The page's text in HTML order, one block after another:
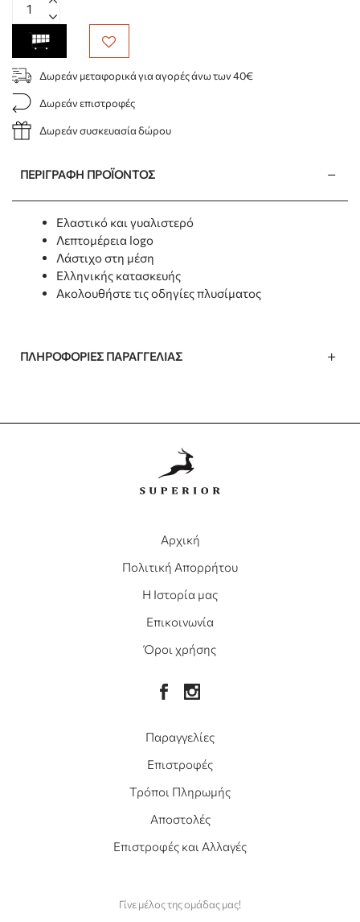
Δωρεάν μεταφορικά για αγορές άνω των 40€
Δωρεάν επιστροφές
Δωρεάν συσκευασία δώρου
ΠΕΡΙΓΡΑΦΉ ΠΡΟΪΌΝΤΟΣ
Ελαστικό και γυαλιστερό
Λεπτομέρεια logo
Λάστιχο στη μέση
Ελληνικής κατασκευής
Ακολουθήστε τις οδηγίες πλυσίματος
ΠΛΗΡΟΦΟΡΊΕΣ ΠΑΡΑΓΓΕΛΊΑΣ
Αρχική
Πολιτική Απορρήτου
Η Ιστορία μας
Επικοινωνία
Όροι χρήσης
Παραγγελίες
Επιστροφές
Τρόποι Πληρωμής
Αποστολές
Επιστροφές και Αλλαγές
Γίνε μέλος της ομάδας μας!